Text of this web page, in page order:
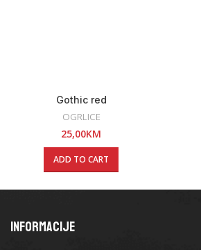
Gothic red
OGRLICE
25,00KM
ADD TO CART
INFORMACIJE